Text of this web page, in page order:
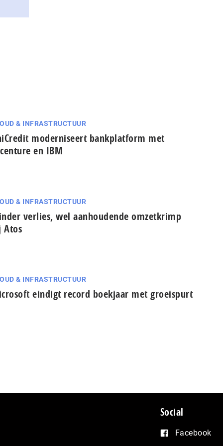
& INFRASTRUCTUUR
moderniseert bankplatform met
en IBM
& INFRASTRUCTUUR
verlies, wel aanhoudende omzetkrimp
Atos
& INFRASTRUCTUUR
eindigt record boekjaar met groeispurt
Social
Facebook